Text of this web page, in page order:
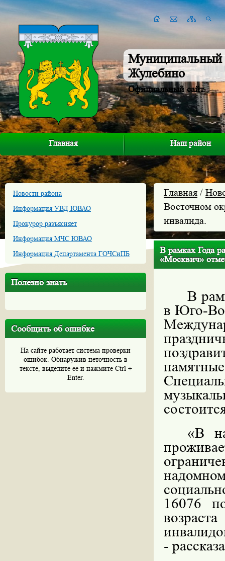
Муниципальный
Жулебино
Официальный сайт
Главная Наш район
Новости района
Информация УВД ЮВАО
Прокурор разъясняет
Информация МЧС ЮВАО
Информация Департамента ГОЧСиПБ
Полезно знать
Сообщить об ошибке
На сайте работает система проверки
ошибок. Обнаружив неточность в
тексте, выделите ее и нажмите Ctrl +
Enter.
Главная /
Восточном
инвалида.
В рамках Года
«Москвич»
В
в Юго-
«В
16076
-